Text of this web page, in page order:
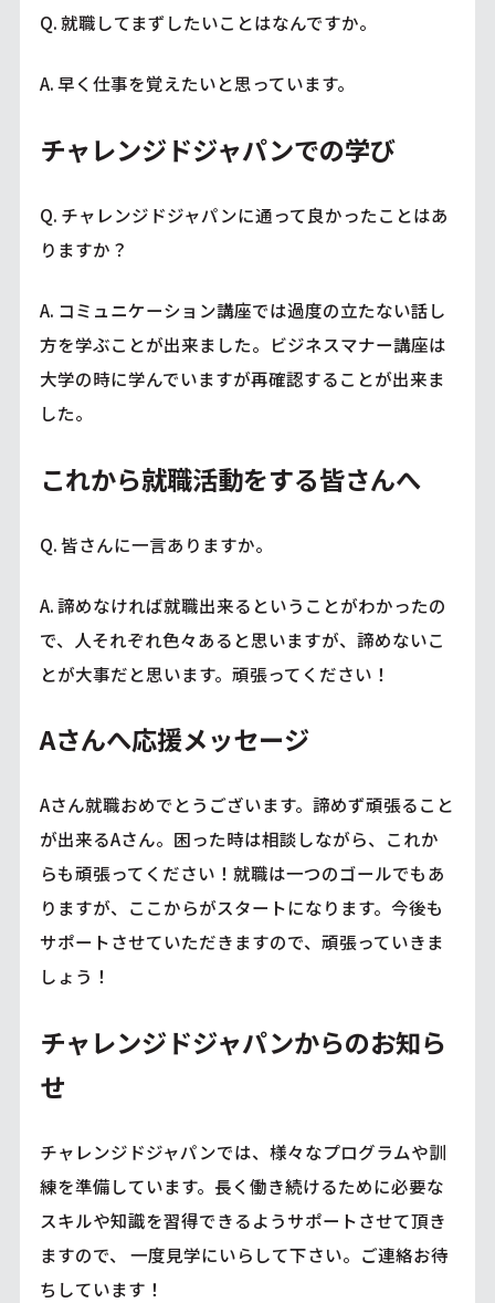
Q. 就職してまずしたいことはなんですか。
A. 早く仕事を覚えたいと思っています。
チャレンジドジャパンでの学び
Q. チャレンジドジャパンに通って良かったことはあ
りますか？
A. コミュニケーション講座では過度の立たない話し
方を学ぶことが出来ました。ビジネスマナー講座は
大学の時に学んでいますが再確認することが出来ま
した。
これから就職活動をする皆さんへ
Q. 皆さんに一言ありますか。
A. 諦めなければ就職出来るということがわかったの
で、人それぞれ色々あると思いますが、諦めないこ
とが大事だと思います。頑張ってください！
Aさんへ応援メッセージ
Aさん就職おめでとうございます。諦めず頑張ること
が出来るAさん。困った時は相談しながら、これか
らも頑張ってください！就職は一つのゴールでもあ
りますが、ここからがスタートになります。今後も
サポートさせていただきますので、頑張っていきま
しょう！
チャレンジドジャパンからのお知ら
せ
チャレンジドジャパンでは、様々なプログラムや訓
練を準備しています。長く働き続けるために必要な
スキルや知識を習得できるようサポートさせて頂き
ますので、 一度見学にいらして下さい。ご連絡お待
ちしています！